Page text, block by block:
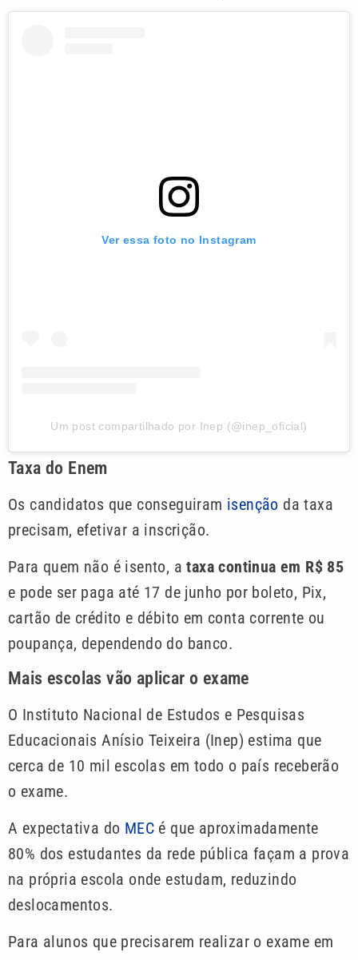
Ver essa foto no Instagram
Um post compartilhado por Inep (@inep_oficial)
Taxa do Enem
Os candidatos que conseguiram isenção da taxa
precisam, efetivar a inscrição.
Para quem não é isento, ataxa continua em R$ 85
e pode ser paga até 17 de junho por boleto, Pix,
cartão de crédito e débito em conta corrente ou
poupança, dependendo do banco.
Mais escolas vão aplicar o exame
O Instituto Nacional de Estudos e Pesquisas
Educacionais Anísio Teixeira (Inep) estima que
cerca de 10 mil escolas em todo o país receberão
o exame.
A expectativa do MEC é que aproximadamente
80% dos estudantes da rede pública façam a prova
na própria escola onde estudam, reduzindo
deslocamentos.
Para alunos que precisarem realizar o exame em